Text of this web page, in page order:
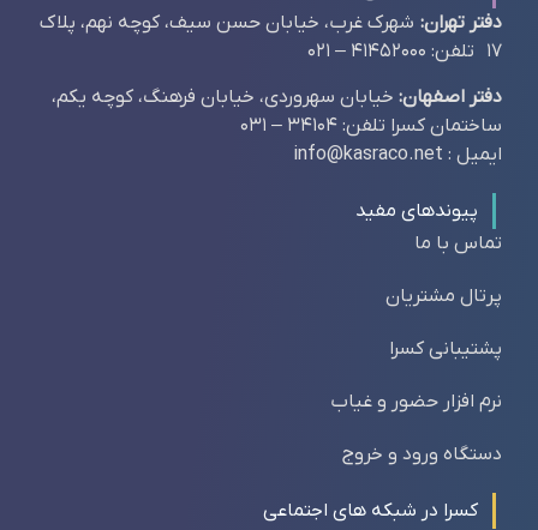
دفتر تهران: شهرک غرب، خیابان حسن سیف، کوچه نهم، پلاک
17 تلفن: 41452000 – 021
دفتر اصفهان: خیابان سهروردی، خیابان فرهنگ، کوچه یکم،
ساختمان کسرا تلفن: 34104 – 031
ایمیل : info@kasraco.net
پیوندهای مفید
تماس با ما
پرتال مشتریان
پشتیبانی کسرا
نرم افزار حضور و غیاب
دستگاه ورود و خروج
کسرا در شبکه های اجتماعی